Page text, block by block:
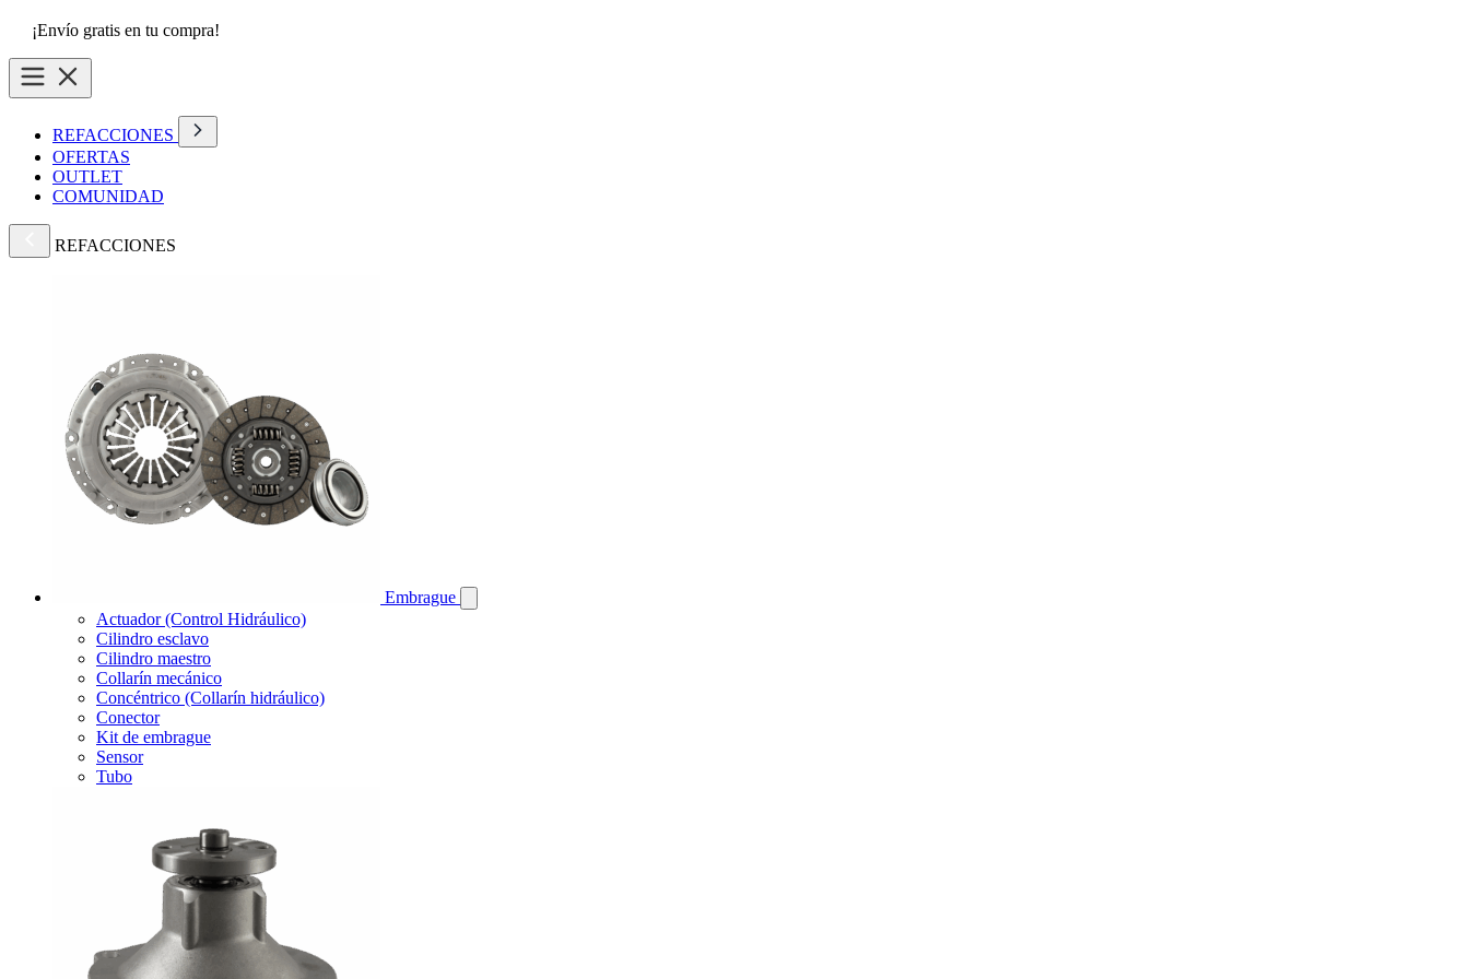
¡Envío gratis en tu compra!
REFACCIONES
OFERTAS
OUTLET
COMUNIDAD
REFACCIONES
Embrague
Actuador (Control Hidráulico)
Cilindro esclavo
Cilindro maestro
Collarín mecánico
Concéntrico (Collarín hidráulico)
Conector
Kit de embrague
Sensor
Tubo